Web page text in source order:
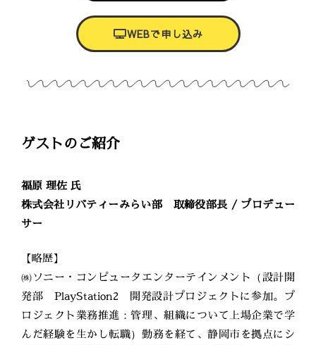
WEBで申し込み
ゲストのご紹介
福原 理佐 氏
株式会社リバティーみらい部 取締役部長 / プロデュー
サー
【略歴】
㈱ソニー・コンピュータエンターテインメント（設計開
発部 PlayStation2 開発設計プロジェクトに参加。プ
ロジェクト業務推進：管理、組織について上場企業で学
んだ経験を生かし転職）勤務を経て、静岡市を拠点にシ